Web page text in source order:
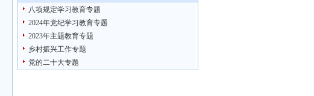
八项规定学习教育专题
2024年党纪学习教育专题
2023年主题教育专题
乡村振兴工作专题
党的二十大专题